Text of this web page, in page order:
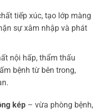
tiếp xúc, tạo lớp màng
sự xâm nhập và phát
nội hấp, thẩm thấu
bệnh từ bên trong,
kép – vừa phòng bệnh,